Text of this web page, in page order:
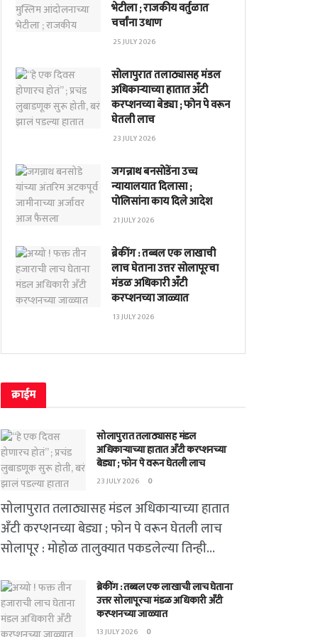
भेटीला ; राजकीय वर्तुळात
चर्चांना उधाण
25 JULY 2026
सोलापुरात तलाठ्यासह मंडल
अधिकाऱ्याच्या हातात अँटी
करप्शनच्या बेड्या ; फोन पे वरून
घेतली लाच
23 JULY 2026
जगन्नाथ बनसोडेंना उच्च
न्यायालयात दिलासा ;
पोलिसांना काय दिले आदेश
21 JULY 2026
ब्रेकींग : तब्बल एक लाखाची
लाच घेताना उत्तर सोलापूरचा
मंडळ अधिकारी अँटी
करप्शनच्या जाळ्यात
13 JULY 2026
क्राईम
सोलापुरात तलाठ्यासह मंडल
अधिकाऱ्याच्या हातात अँटी करप्शनच्या
बेड्या ; फोन पे वरून घेतली लाच
23 JULY 2026 0
सोलापुरात तलाठ्यासह मंडल अधिकाऱ्याच्या हातात
अँटी करप्शनच्या बेड्या ; फोन पे वरून घेतली लाच
सोलापूर : मोहोळ तालुक्यात पकडलेल्या तिन्ही...
ब्रेकींग : तब्बल एक लाखाची लाच घेताना
उत्तर सोलापूरचा मंडळ अधिकारी अँटी
करप्शनच्या जाळ्यात
13 JULY 2026 0